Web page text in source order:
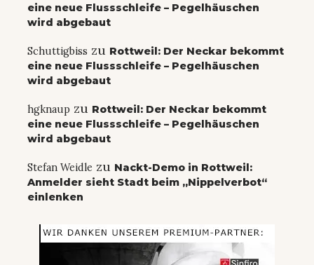
eine neue Flussschleife – Pegelhäuschen
wird abgebaut
Schuttigbiss zu Rottweil: Der Neckar bekommt
eine neue Flussschleife – Pegelhäuschen
wird abgebaut
hgknaup zu Rottweil: Der Neckar bekommt
eine neue Flussschleife – Pegelhäuschen
wird abgebaut
Stefan Weidle zu Nackt-Demo in Rottweil:
Anmelder sieht Stadt beim „Nippelverbot“
einlenken